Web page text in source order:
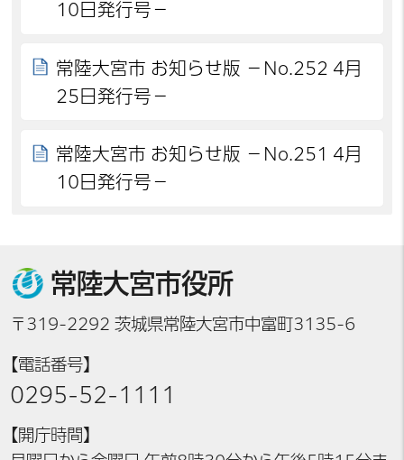
10日発行号－
常陸大宮市 お知らせ版 －No.252 4月
25日発行号－
常陸大宮市 お知らせ版 －No.251 4月
10日発行号－
常陸大宮市役所
〒319-2292 茨城県常陸大宮市中富町3135-6
【電話番号】
0295-52-1111
【開庁時間】